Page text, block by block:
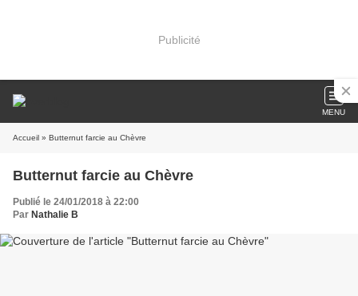
Publicité
MENU
Accueil » Butternut farcie au Chèvre
Butternut farcie au Chèvre
Publié le 24/01/2018 à 22:00
Par Nathalie B